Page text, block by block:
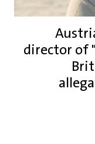
director of